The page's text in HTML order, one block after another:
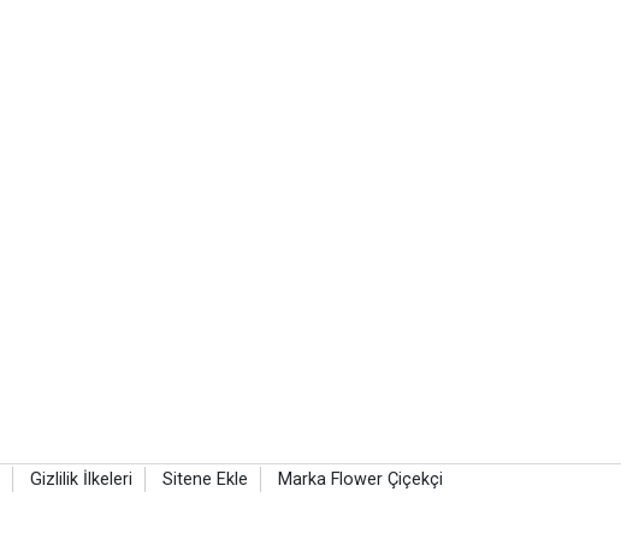
Gizlilik İlkeleri Sitene Ekle Marka Flower Çiçekçi